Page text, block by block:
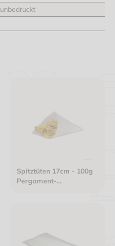
unbedruckt
Spitztüten 17cm - 100g
Pergament-